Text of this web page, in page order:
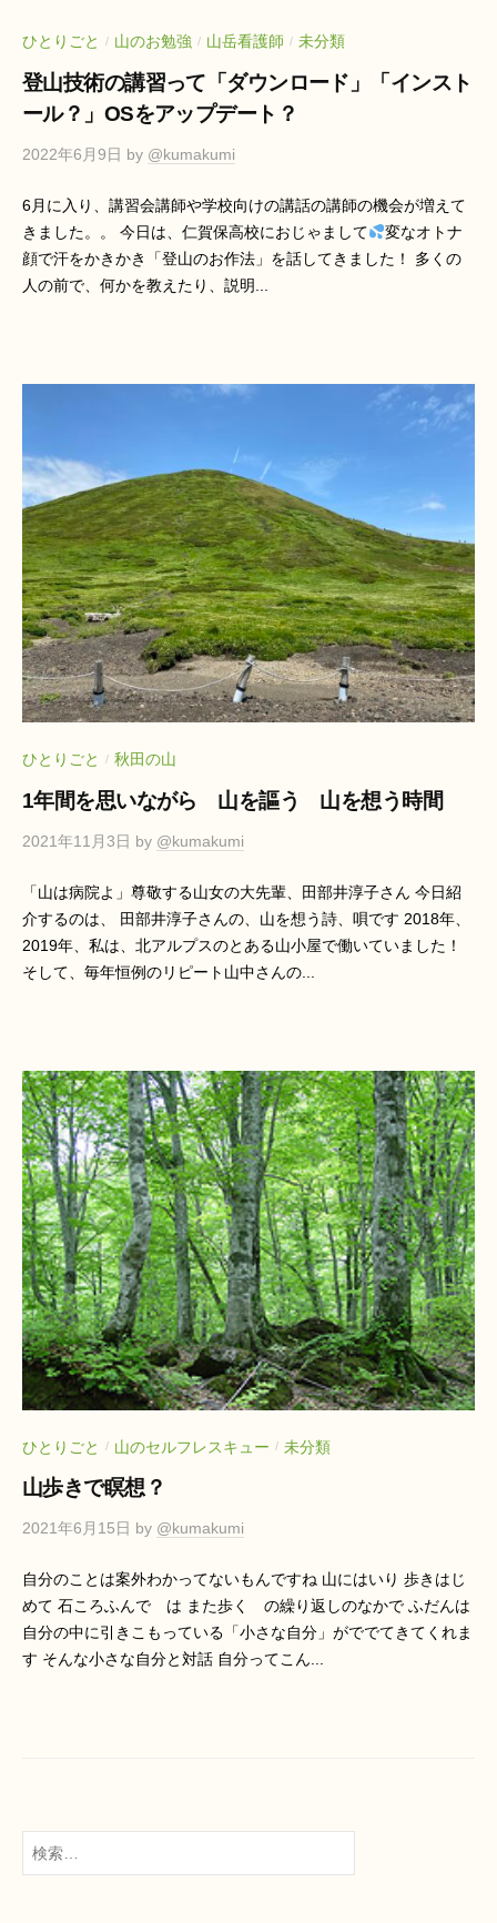
ひとりごと / 山のお勉強 / 山岳看護師 / 未分類
登山技術の講習って「ダウンロード」「インスト
ール？」OSをアップデート？
2022年6月9日 by @kumakumi
6月に入り、講習会講師や学校向けの講話の講師の機会が増えて
きました。。 今日は、仁賀保高校におじゃまして
変なオトナ
顔で汗をかきかき「登山のお作法」を話してきました！ 多くの
人の前で、何かを教えたり、説明...
ひとりごと / 秋田の山
1年間を思いながら 山を謳う 山を想う時間
2021年11月3日 by @kumakumi
「山は病院よ」尊敬する山女の大先輩、田部井淳子さん 今日紹
介するのは、 田部井淳子さんの、山を想う詩、唄です 2018年、
2019年、私は、北アルプスのとある山小屋で働いていました！
そして、毎年恒例のリピート山中さんの...
ひとりごと / 山のセルフレスキュー / 未分類
山歩きで瞑想？
2021年6月15日 by @kumakumi
自分のことは案外わかってないもんですね 山にはいり 歩きはじ
めて 石ころふんで は また歩く の繰り返しのなかで ふだんは
自分の中に引きこもっている「小さな自分」がででてきてくれま
す そんな小さな自分と対話 自分ってこん...
検